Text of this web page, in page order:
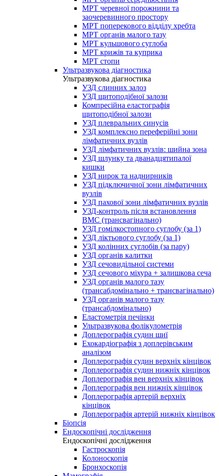
МРТ черевної порожнини та
заочеревинного простору
МРТ поперекового відділу хребта
МРТ органів малого тазу
МРТ кульшового суглоба
МРТ крижів та куприка
МРТ стопи
Ультразвукова діагностика
Ультразвукова діагностика
УЗД слинних залоз
УЗД щитоподібної залози
Компресійна еластографія
щитоподібної залози
УЗД плевральних синусів
УЗД комплексно переферійні зони
лімфатичних вузлів
УЗД лімфатичних вузлів: шийна зона
УЗД шлунку та дванадцятипалої
кишки
УЗД нирок та наднирників
УЗД підключичної зони лімфатичних
вузлів
УЗД пахової зони лімфатичних вузлів
УЗД-контроль після встановлення
ВМС (трансвагінально)
УЗД гомілкостопного суглобу (за 1)
УЗД ліктьового суглобу (за 1)
УЗД колінних суглобів (за пару)
УЗД органів калитки
УЗД сечовидільної системи
УЗД сечового міхура + залишкова сеча
УЗД органів малого тазу
(трансабдомінально + трансвагінально)
УЗД органів малого тазу
(трансабдомінально)
Еластометрія печінки
Ультразвукова фолікулометрія
Доплерографія судин шиї
Ехокардіографія з доплерівським
аналізом
Доплерографія судин верхніх кінцівок
Доплерографія судин нижніх кінцівок
Доплерографія вен верхніх кінцівок
Доплерографія вен нижніх кінцівок
Доплерографія артерій верхніх
кінцівок
Доплерографія артерій нижніх кінцівок
Біопсія
Ендоскопічні дослідження
Ендоскопічні дослідження
Гастроскопія
Колоноскопія
Бронхоскопія